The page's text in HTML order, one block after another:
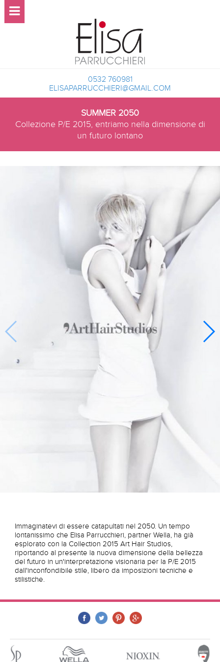
0532 760981
ELISAPARRUCCHIERI@GMAIL.COM
SUMMER 2050
Collezione P/E 2015, entriamo nella dimensione di
un futuro lontano
Immaginatevi di essere catapultati nel 2050. Un tempo
lontanissimo che Elisa Parrucchieri, partner Wella, ha già
esplorato con la Collection 2015 Art Hair Studios,
riportando al presente la nuova dimensione della bellezza
del futuro in un'interpretazione visionaria per la P/E 2015
dall'inconfondibile stile, libero da imposizioni tecniche e
stilistiche.